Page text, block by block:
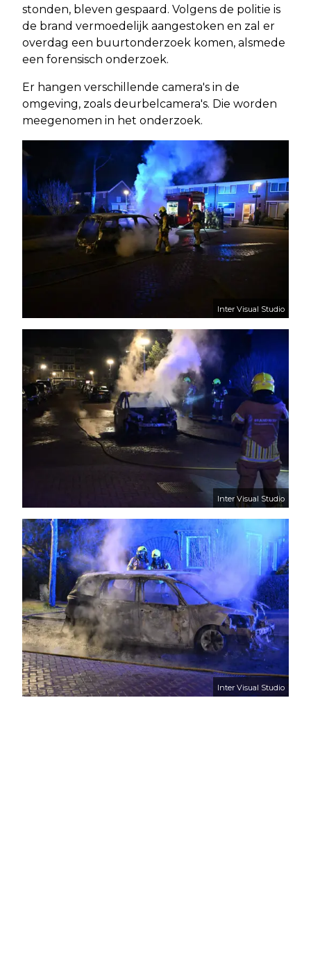
stonden, bleven gespaard. Volgens de politie is
de brand vermoedelijk aangestoken en zal er
overdag een buurtonderzoek komen, alsmede
een forensisch onderzoek.
Er hangen verschillende camera's in de
omgeving, zoals deurbelcamera's. Die worden
meegenomen in het onderzoek.
Inter Visual Studio
Inter Visual Studio
Inter Visual Studio